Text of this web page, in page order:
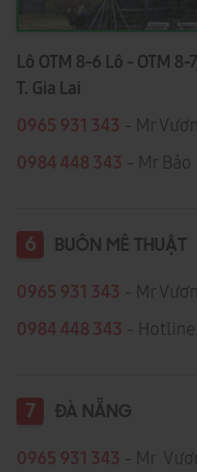
Lô OTM 8-6 Lô - OTM
T. Gia Lai
0965 931 343 - Mr
0984 448 343 - Mr Bảo
6 BUÔN MÊ THUẬT
0965 931 343 - Mr
0984 448 343 - Hotline
7 ĐÀ NẴNG
0965 931 343 - Mr